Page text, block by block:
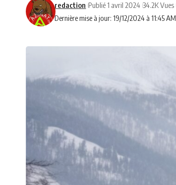
Dernière mise à jour: 19/12/2024 à 11:45 AM
redaction Publié 1 avril 2024 34.2K Vues